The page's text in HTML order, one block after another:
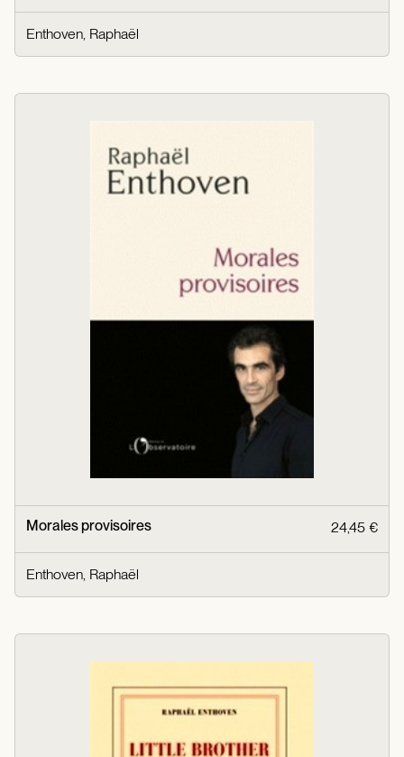
Enthoven, Raphaël
Morales provisoires 24,45 €
Enthoven, Raphaël